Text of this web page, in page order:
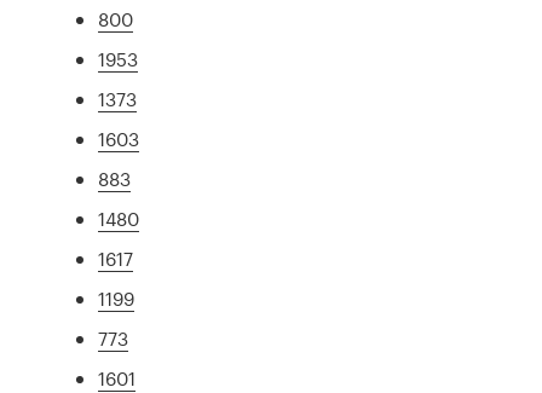
800
1953
1373
1603
883
1480
1617
1199
773
1601